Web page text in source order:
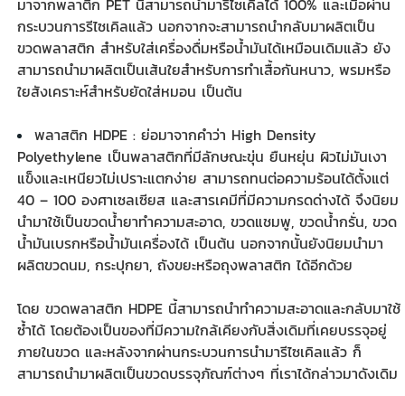
มาจากพลาติก PET นี้สามารถนำมารีไซเคิลได้ 100% และเมื่อผ่าน
กระบวนการรีไซเคิลแล้ว นอกจากจะสามารถนำกลับมาผลิตเป็น
ขวดพลาสติก สำหรับใส่เครื่องดื่มหรือน้ำมันได้เหมือนเดิมแล้ว ยัง
สามารถนำมาผลิตเป็นเส้นใยสำหรับการทำเสื้อกันหนาว, พรมหรือ
ใยสังเคราะห์สำหรับยัดใส่หมอน เป็นต้น
พลาสติก HDPE : ย่อมาจากคำว่า High Density
Polyethylene เป็นพลาสติกที่มีลักษณะขุ่น ยืนหยุ่น ผิวไม่มันเงา
แข็งและเหนียวไม่เปราะแตกง่าย สามารถทนต่อความร้อนได้ตั้งแต่
40 – 100 องศาเซลเซียส และสารเคมีที่มีความกรดด่างได้ จึงนิยม
นำมาใช้เป็นขวดน้ำยาทำความสะอาด, ขวดแชมพู, ขวดน้ำกรั่น, ขวด
น้ำมันเบรกหรือน้ำมันเครื่องได้ เป็นต้น นอกจากนั้นยังนิยมนำมา
ผลิตขวดนม, กระปุกยา, ถังขยะหรือถุงพลาสติก ได้อีกด้วย
โดยขวดพลาสติก HDPE นี้สามารถนำทำความสะอาดและกลับมาใช้
ซ้ำได้ โดยต้องเป็นของที่มีความใกล้เคียงกับสิ่งเดิมที่เคยบรรจุอยู่
ภายในขวด และหลังจากผ่านกระบวนการนำมารีไซเคิลแล้ว ก็
สามารถนำมาผลิตเป็นขวดบรรจุภัณฑ์ต่างๆ ที่เราได้กล่าวมาดังเดิม